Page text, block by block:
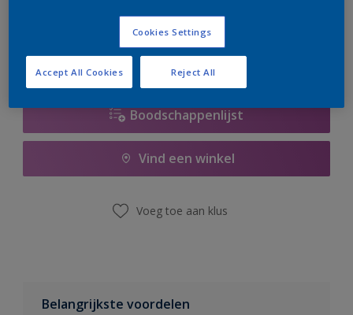
er hard aan om de voorraad aan te vullen.
Boodschappenlijst
Vind een winkel
Voeg toe aan klus
Belangrijkste voordelen
Cookies Settings
Reject All
Accept All Cookies